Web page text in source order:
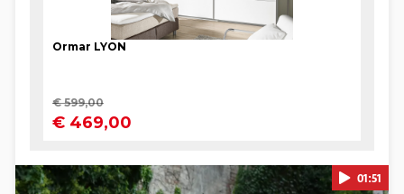
01:51